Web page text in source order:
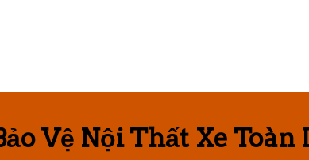
Vệ Nội Thất Xe Toàn